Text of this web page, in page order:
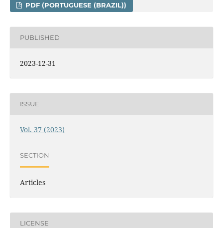
PDF (PORTUGUESE (BRAZIL))
PUBLISHED
2023-12-31
ISSUE
Vol. 37 (2023)
SECTION
Articles
LICENSE